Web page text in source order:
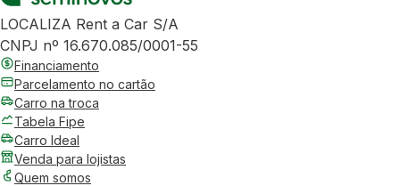
LOCALIZA Rent a Car S/A
CNPJ nº 16.670.085/0001-55
Financiamento
Parcelamento no cartão
Carro na troca
Tabela Fipe
Carro Ideal
Venda para lojistas
Quem somos